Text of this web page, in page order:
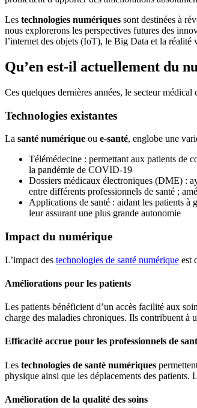
Les technologies numériques sont destinées à
nous explorerons les perspectives futures des
l’internet des objets (IoT), le Big Data et la
Qu’en est-il actuellement du
Ces quelques dernières années, le secteur
Technologies existantes
La santé numérique ou e-santé, englobe une
Télémédecine : permettant aux patients de
la pandémie de COVID-19
Dossiers médicaux électroniques (DME) :
entre différents professionnels de santé ;
Applications de santé : aidant les patients à
leur assurant une plus grande autonomie
Impact du numérique
L’impact des technologies de santé numérique est
Améliorations pour les patients
Les patients bénéficient d’un accès facilité aux
charge des maladies chroniques. Ils contribuent à
Efficacité accrue pour les professionnels de
Les technologies de santé numériques
physique ainsi que les déplacements des
Amélioration de la qualité des soins